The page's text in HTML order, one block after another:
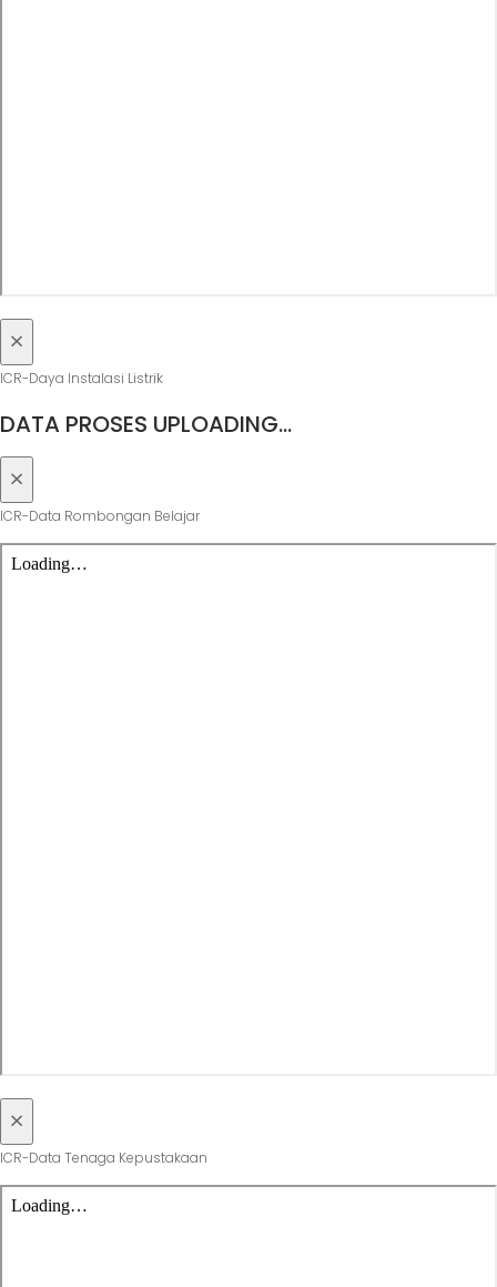
×
ICR-Daya Instalasi Listrik
DATA PROSES UPLOADING…
×
ICR-Data Rombongan Belajar
×
ICR-Data Tenaga Kepustakaan